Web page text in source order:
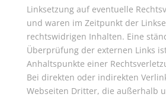
Linksetzung auf eventuelle
und waren im Zeitpunkt der
rechtswidrigen Inhalten. Eine
Überprüfung der externen Links
Anhaltspunkte einer
Bei direkten oder indirekten
Webseiten Dritter, die außerhalb